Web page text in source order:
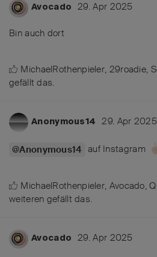
Avocado 29. Apr 2025
Bin auch dort
MichaelRothenpieler, 29roadie,
gefällt das.
Anonymous14 29. Apr 2025
@Anonymous14 auf Instagram
MichaelRothenpieler, Avocado,
weiteren gefällt das.
Avocado 29. Apr 2025